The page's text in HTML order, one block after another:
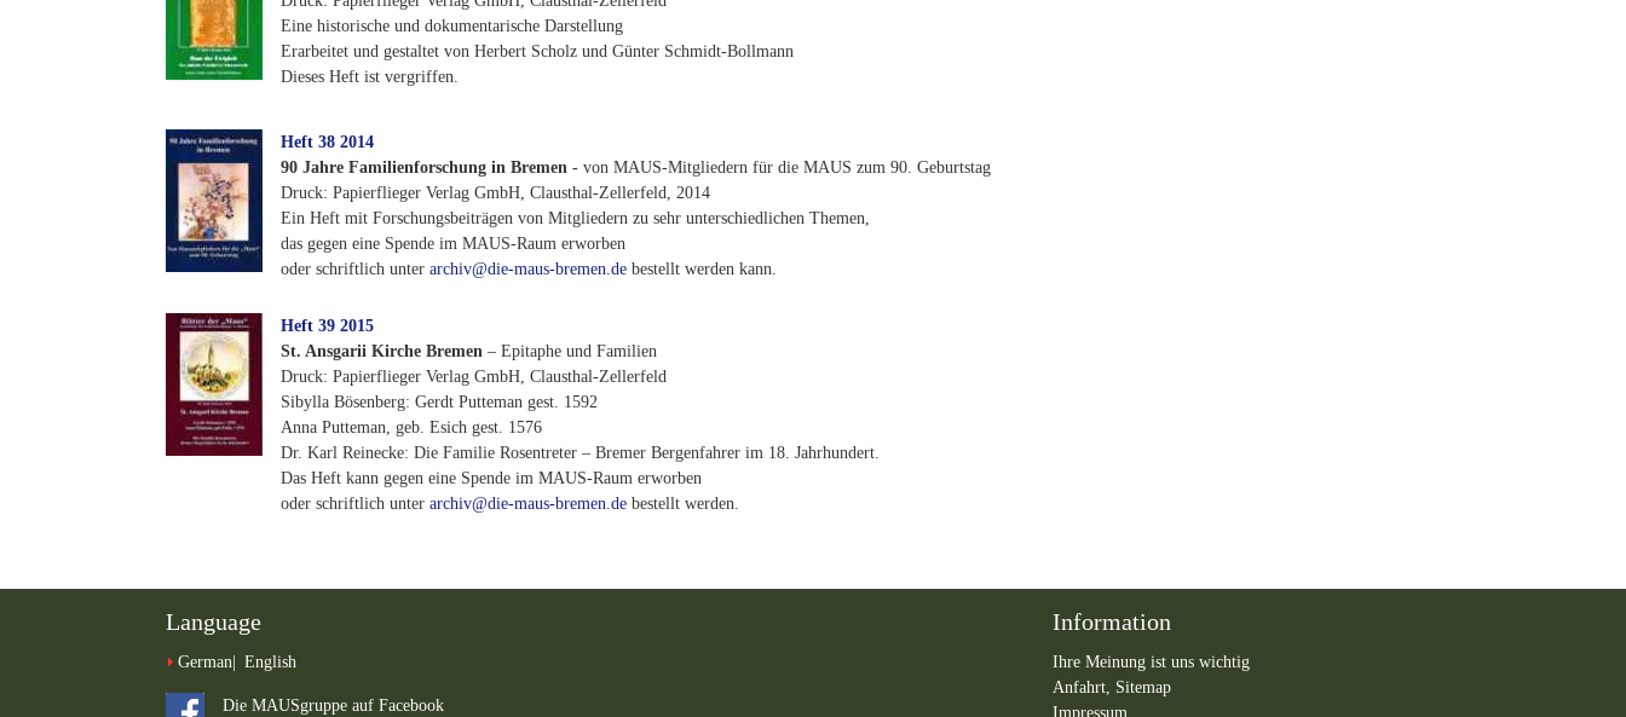
Eine historische und dokumentarische Darstellung
Erarbeitet und gestaltet von Herbert Scholz und Günter Schmidt-Bollmann
Dieses Heft ist vergriffen.
Heft 38 2014
90 Jahre Familienforschung in Bremen - von MAUS-Mitgliedern für die MAUS zum 90. Geburtstag
Druck: Papierflieger Verlag GmbH, Clausthal-Zellerfeld, 2014
Ein Heft mit Forschungsbeiträgen von Mitgliedern zu sehr unterschiedlichen Themen,
das gegen eine Spende im MAUS-Raum erworben
oder schriftlich unter archiv@die-maus-bremen.de bestellt werden kann.
Heft 39 2015
St. Ansgarii Kirche Bremen – Epitaphe und Familien
Druck: Papierflieger Verlag GmbH, Clausthal-Zellerfeld
Sibylla Bösenberg: Gerdt Putteman gest. 1592
Anna Putteman, geb. Esich gest. 1576
Dr. Karl Reinecke: Die Familie Rosentreter – Bremer Bergenfahrer im 18. Jahrhundert.
Das Heft kann gegen eine Spende im MAUS-Raum erworben
oder schriftlich unter archiv@die-maus-bremen.de bestellt werden.
Language
German English
Die MAUSgruppe auf Facebook
Information
Ihre Meinung ist uns wichtig
Anfahrt, Sitemap
Impressum